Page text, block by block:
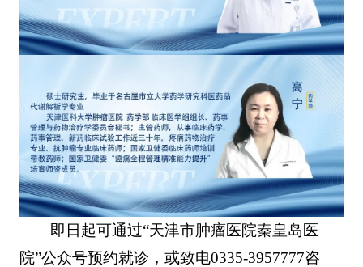
即日起可通过“天津市肿瘤医院秦皇岛医
院”公众号预约就诊，或致电0335-3957777咨